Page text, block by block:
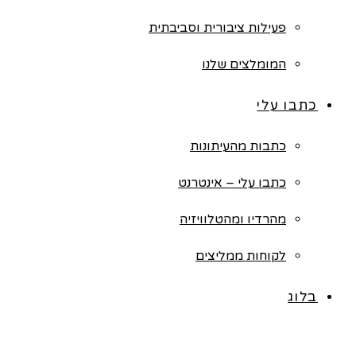
פעילות ציבורית וסביבתית
המומלצים שלנו
כתבו עלי
כתבות מהעיתונות
כתבו עלי – אינטרנט
מהרדיו ומהטלוויזיה
לקוחות ממליצים
בלוג